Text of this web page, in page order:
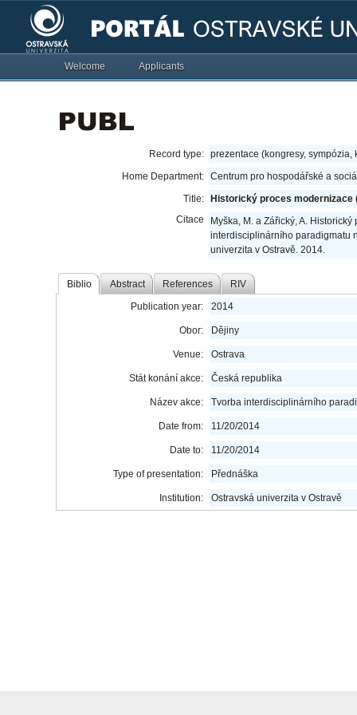
Welcome Applicants
Record type: prezentace (kongresy, sympózia,
Home Department: Centrum pro hospodářské a
Title:
Historický proces modernizace
Citace
Myška, M. a Zářický, A.
interdisciplinárního paradigmatu
univerzita v Ostravě. 2014.
Biblio Abstract References RIV
Publication year: 2014
Obor: Dějiny
Venue: Ostrava
Stát konání akce: Česká republika
Název akce: Tvorba interdisciplinárního
Date from: 11/20/2014
Date to: 11/20/2014
Type of presentation: Přednáška
Institution: Ostravská univerzita v Ostravě